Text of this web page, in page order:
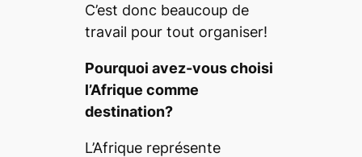
C’est donc beaucoup de
travail pour tout organiser!
Pourquoi avez-vous choisi
l’Afrique comme
destination?
L’Afrique représente